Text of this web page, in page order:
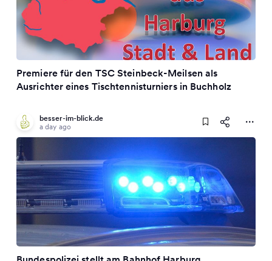
Premiere für den TSC Steinbeck-Meilsen als
Ausrichter eines Tischtennisturniers in Buchholz
besser-im-blick.de
a day ago